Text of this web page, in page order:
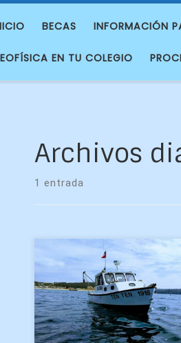
BECAS INFORMACIÓN
EN TU COLEGIO
Archivos
1 entrada
Para algunos era la primera
que se subían a
embarcación de ese
para todos tomar
océano fue una